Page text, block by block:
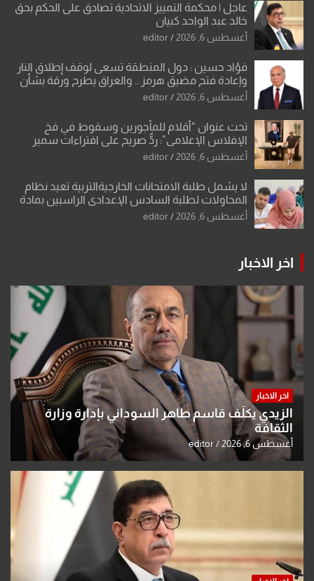
عاجل | محكمة التمييز الاتحادية تصادق على الحكم بحق
خالد عبد الواحد كبيان
أغسطس 6, 2026 editor
فؤاد حسين : دول المنطقة تسعى لوقف إطلاق النار
وإعادة فتح مضيق هرمز .. والعراق يطرح ورقة بشأن
تحولات القدس
أغسطس 6, 2026 editor
تحت عنوان “أقلام للمأجورين وسقوط في فخ
الإفلاس الإعلامي”: ردٌّ صريح على افتراءات سمير
الشكرجي
أغسطس 6, 2026 editor
لا يشمل طلبة الامتحانات الخارجيةالتربية تعيد نظام
المحاولات لطلبة السادس الإعدادي الراسبين بمادة
أو مادتين
أغسطس 6, 2026 editor
اخر الاخبار
اخر الاخبار
الزيدي يكلّف قاسم طاهر السوداني بإدارة وزارة
الثقافة
أغسطس 6, 2026 editor